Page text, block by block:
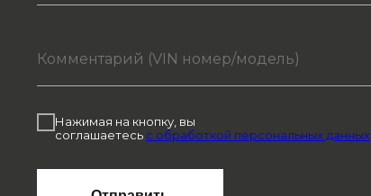
Нажимая на кнопку, вы
соглашаетесь с обработкой персональных данных